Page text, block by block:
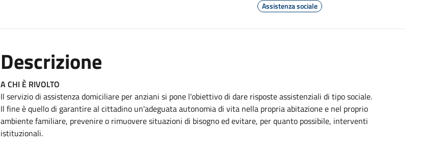
Assistenza sociale
Descrizione
A CHI È RIVOLTO
Il servizio di assistenza domiciliare per anziani si pone l'obiettivo di dare risposte assistenziali di tipo sociale.
Il fine è quello di garantire al cittadino un'adeguata autonomia di vita nella propria abitazione e nel proprio
ambiente familiare, prevenire o rimuovere situazioni di bisogno ed evitare, per quanto possibile, interventi
istituzionali.